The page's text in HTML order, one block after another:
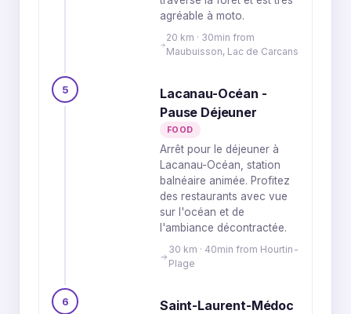
agréable à moto.
20 km · 30min from
Maubuisson, Lac de Carcans
5
Lacanau-Océan -
Pause Déjeuner
FOOD
Arrêt pour le déjeuner à
Lacanau-Océan, station
balnéaire animée. Profitez
des restaurants avec vue
sur l'océan et de
l'ambiance décontractée.
30 km · 40min from Hourtin-
Plage
6 Saint-Laurent-Médoc